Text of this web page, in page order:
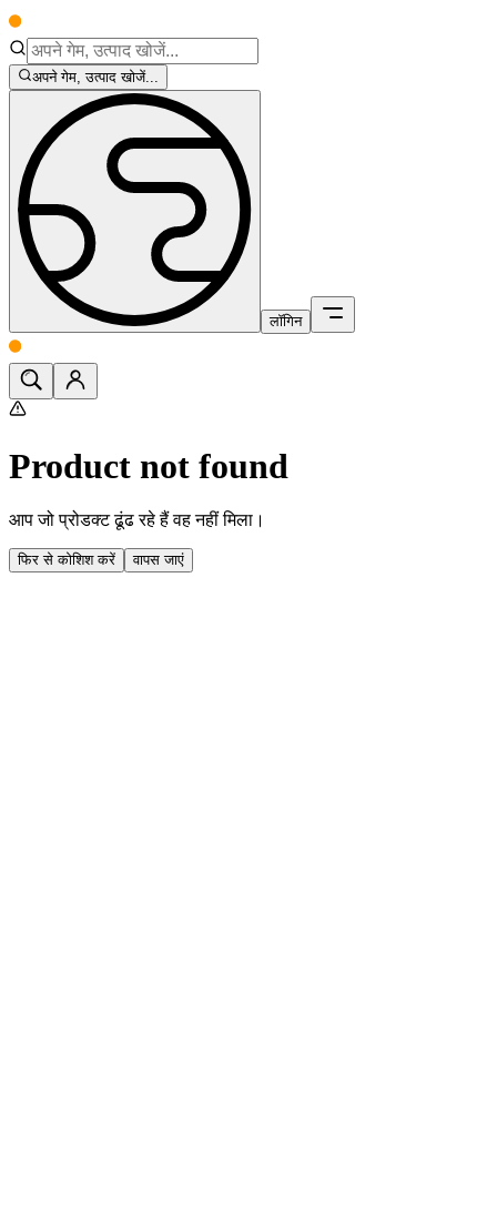
अपने गेम, उत्पाद खोजें...
लॉगिन
Product not found
आप जो प्रोडक्ट ढूंढ रहे हैं वह नहीं मिला।
फिर से कोशिश करें वापस जाएं